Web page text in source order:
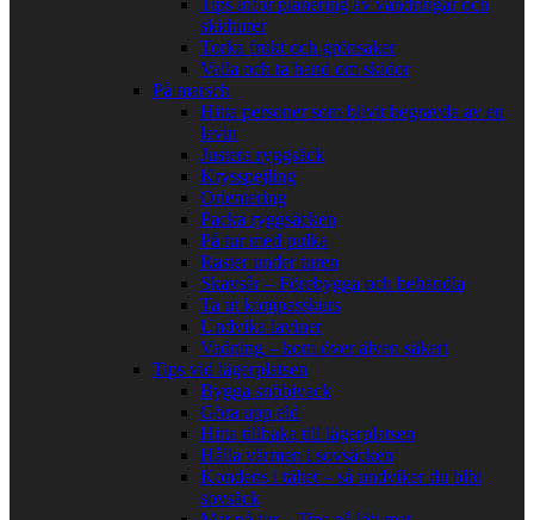
Tips inför planering av vandringar och
skidturer
Torka frukt och grönsaker
Valla och ta hand om skidor
På marsch
Hitta personer som blivit begravda av en
lavin
Justera ryggsäck
Krysspejling
Orientering
Packa ryggsäcken
På tur med pulka
Raster under turen
Skavsår – Förebygga och behandla
Ta ut kompasskurs
Undvika laviner
Vadning – kom över älven säkert
Tips vid lägerplatsen
Bygga snöbivack
Göra upp eld
Hitta tillbaka till lägerplatsen
Hålla värmen i sovsäcken
Kondens i tältet – så undviker du blöt
sovsäck